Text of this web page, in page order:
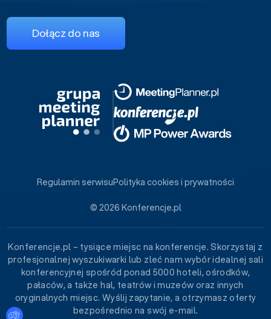
Dołącz do nas
© 2026 Konferencje.pl
Regulamin serwisuPolityka cookies i prywatności
Konferencje.pl – tysiące miejsc na konferencje. Skorzystaj z
profesjonalnej wyszukiwarki lub zleć nam wybór idealnej sali
konferencyjnej spośród ponad 5000 hoteli, ośrodków,
pałaców, a także hal, teatrów i muzeów oraz innych
oryginalnych miejsc. Wyślij zapytanie, a otrzymasz oferty
bezpośrednio na swój e-mail.
Ustawienia plików cookies